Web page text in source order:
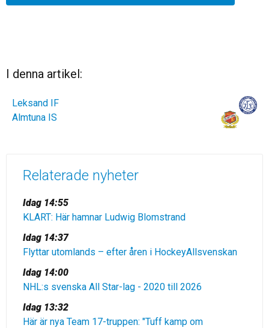
I denna artikel:
Leksand IF
Almtuna IS
Relaterade nyheter
Idag 14:55
KLART: Här hamnar Ludwig Blomstrand
Idag 14:37
Flyttar utomlands – efter åren i HockeyAllsvenskan
Idag 14:00
NHL:s svenska All Star-lag - 2020 till 2026
Idag 13:32
Här är nya Team 17-truppen: "Tuff kamp om